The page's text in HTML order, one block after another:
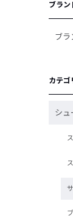
セール
ブラン
ブラ
カテゴ
シュ